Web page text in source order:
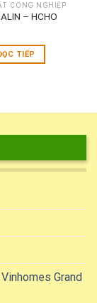
CÔNG NGHIỆP
– HCHO
TIẾP
Grand